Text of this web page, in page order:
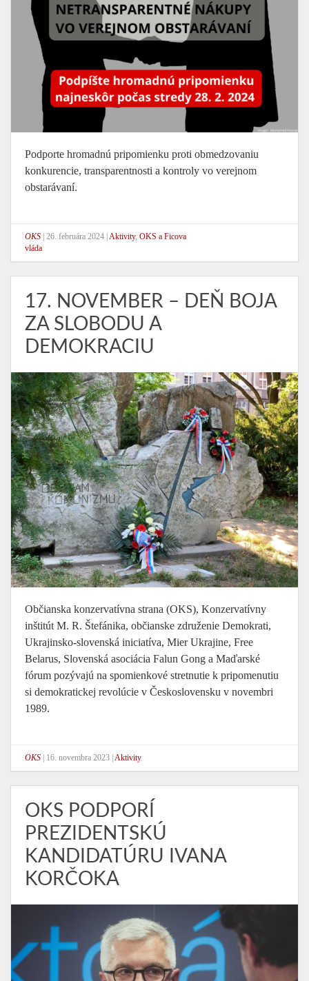
Podporte hromadnú pripomienku proti obmedzovaniu
konkurencie, transparentnosti a kontroly vo verejnom
obstarávaní.
OKS 26. februára 2024 Aktivity, OKS a Ficova
vláda
17. NOVEMBER – DEŇ BOJA
ZA SLOBODU A
DEMOKRACIU
Občianska konzervatívna strana (OKS), Konzervatívny
inštitút M. R. Štefánika, občianske združenie Demokrati,
Ukrajinsko-slovenská iniciatíva, Mier Ukrajine, Free
Belarus, Slovenská asociácia Falun Gong a Maďarské
fórum pozývajú na spomienkové stretnutie k pripomenutiu
si demokratickej revolúcie v Československu v novembri
1989.
OKS 16. novembra 2023 Aktivity
OKS PODPORÍ
PREZIDENTSKÚ
KANDIDATÚRU IVANA
KORČOKA